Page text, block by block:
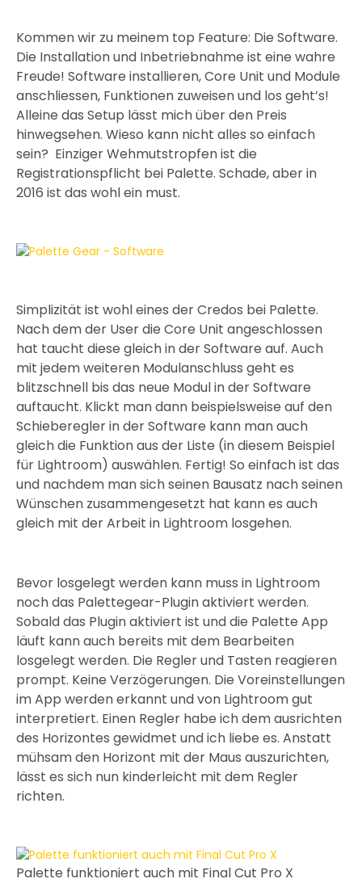
Kommen wir zu meinem top Feature: Die Software.
Die Installation und Inbetriebnahme ist eine wahre
Freude! Software installieren, Core Unit und Module
anschliessen, Funktionen zuweisen und los geht’s!
Alleine das Setup lässt mich über den Preis
hinwegsehen. Wieso kann nicht alles so einfach
sein? Einziger Wehmutstropfen ist die
Registrationspflicht bei Palette. Schade, aber in
2016 ist das wohl ein must.
Simplizität ist wohl eines der Credos bei Palette.
Nach dem der User die Core Unit angeschlossen
hat taucht diese gleich in der Software auf. Auch
mit jedem weiteren Modulanschluss geht es
blitzschnell bis das neue Modul in der Software
auftaucht. Klickt man dann beispielsweise auf den
Schieberegler in der Software kann man auch
gleich die Funktion aus der Liste (in diesem Beispiel
für Lightroom) auswählen. Fertig! So einfach ist das
und nachdem man sich seinen Bausatz nach seinen
Wünschen zusammengesetzt hat kann es auch
gleich mit der Arbeit in Lightroom losgehen.
Bevor losgelegt werden kann muss in Lightroom
noch das Palettegear-Plugin aktiviert werden.
Sobald das Plugin aktiviert ist und die Palette App
läuft kann auch bereits mit dem Bearbeiten
losgelegt werden. Die Regler und Tasten reagieren
prompt. Keine Verzögerungen. Die Voreinstellungen
im App werden erkannt und von Lightroom gut
interpretiert. Einen Regler habe ich dem ausrichten
des Horizontes gewidmet und ich liebe es. Anstatt
mühsam den Horizont mit der Maus auszurichten,
lässt es sich nun kinderleicht mit dem Regler
richten.
Palette funktioniert auch mit Final Cut Pro X